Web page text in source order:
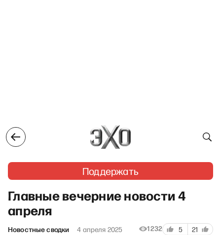
Поддержать
Главные вечерние новости 4
апреля
Новостные сводки 4 апреля 2025 1232 5 21